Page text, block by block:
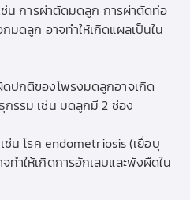
ช่น การผ่าตัดมดลูก การผ่าตัดท่อ
มดลูก อาจทำให้เกิดแผลเป็นใน
ปกติของโพรงมดลูกอาจเกิด
รรม เช่น มดลูกมี 2 ช่อง
ช่น โรค endometriosis (เยื่อบุ
ำให้เกิดการอักเสบและพังผืดใน